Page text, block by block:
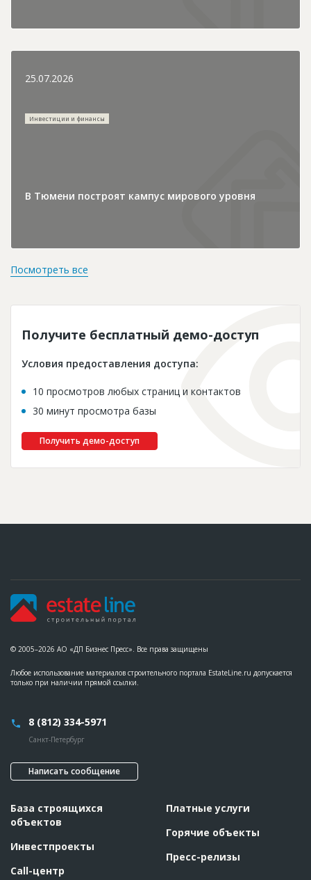
25.07.2026
Инвестиции и финансы
В Тюмени построят кампус мирового уровня
Посмотреть все
Получите бесплатный демо-доступ
Условия предоставления доступа:
10 просмотров любых страниц и контактов
30 минут просмотра базы
Получить демо-доступ
© 2005–2026 АО «ДП Бизнес Пресс». Все права защищены
Любое использование материалов строительного портала EstateLine.ru допускается
только при наличии прямой ссылки.
8 (812) 334-5971
Санкт-Петербург
Написать сообщение
База строящихся
объектов
Инвестпроекты
Call-центр
Платные услуги
Горячие объекты
Пресс-релизы